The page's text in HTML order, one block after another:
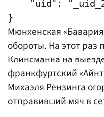
"uid":
Мюнхенская
обороты. На этот раз
Клинсманна на
франкфуртский
Михаэля Рензинга
отправивший мяч в